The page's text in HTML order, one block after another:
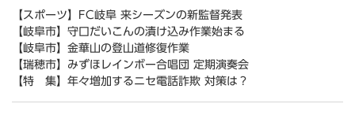
【スポーツ】FC岐阜 来シーズンの新監督発表
【岐阜市】守口だいこんの漬け込み作業始まる
【岐阜市】金華山の登山道修復作業
【瑞穂市】みずほレインボー合唱団 定期演奏会
【特 集】年々増加するニセ電話詐欺 対策は？